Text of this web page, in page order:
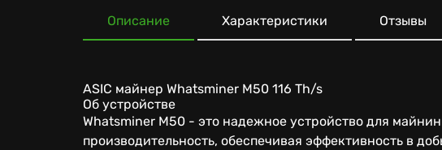
Описание Характеристики Отзывы
ASIC майнер Whatsminer M50 116 Th/s
Об устройстве
Whatsminer M50 - это надежное устройство для
производительность, обеспечивая эффективность в